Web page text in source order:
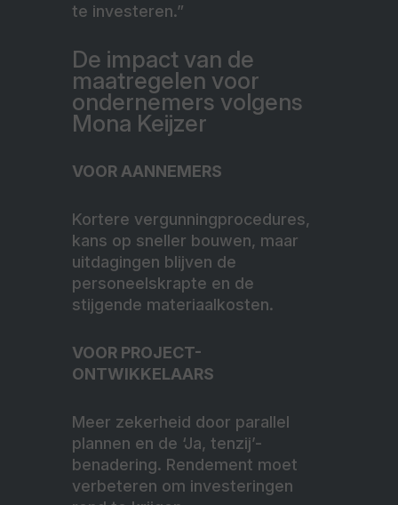
te investeren.”
De impact van de
maatregelen voor
ondernemers volgens
Mona Keijzer
VOOR AANNEMERS
Kortere vergunningprocedures,
kans op sneller bouwen, maar
uitdagingen blijven de
personeelskrapte en de
stijgende materiaalkosten.
VOOR PROJECT-
ONTWIKKELAARS
Meer zekerheid door parallel
plannen en de ‘Ja, tenzij’-
benadering. Rendement moet
verbeteren om investeringen